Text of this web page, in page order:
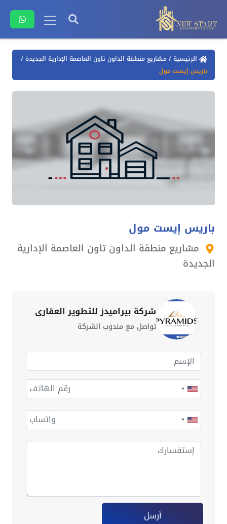
الرئيسية/مشاريع منطقة الداون تاون العاصمة الإدارية الجديدة/
باريس إيست مول
باريس إيست مول
مشاريع منطقة الداون تاون العاصمة الإدارية
الجديدة
شركة بيراميدز للتطوير العقارى
تواصل مع مندوب الشركة
أرسل